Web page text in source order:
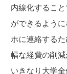
内線化するこ
ができるよう
ホに連絡する
幅な経費の削減
いきなり大学